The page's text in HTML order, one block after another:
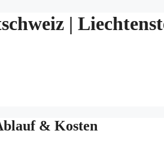
|
& Kosten